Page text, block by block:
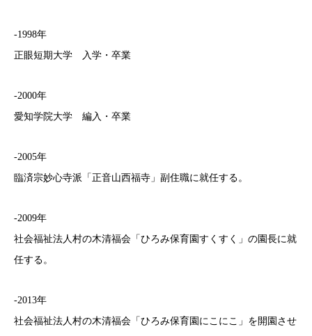
-1998年
正眼短期大学 入学・卒業
-2000年
愛知学院大学 編入・卒業
-2005年
臨済宗妙心寺派「正音山西福寺」副住職に就任する。
-2009年
社会福祉法人村の木清福会「ひろみ保育園すくすく」の園長に就
任する。
-2013年
社会福祉法人村の木清福会「ひろみ保育園にこにこ」を開園させ